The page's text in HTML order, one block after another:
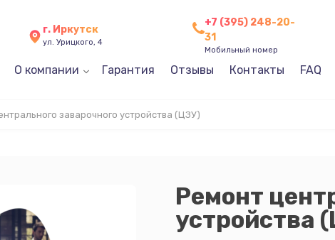
г. Иркутск
ул. Урицкого, 4
+7 (395) 248-20-
31
Мобильный номер
О компании Гарантия Отзывы Контакты FAQ
заварочного устройства (ЦЗУ)
Ремонт
устройства